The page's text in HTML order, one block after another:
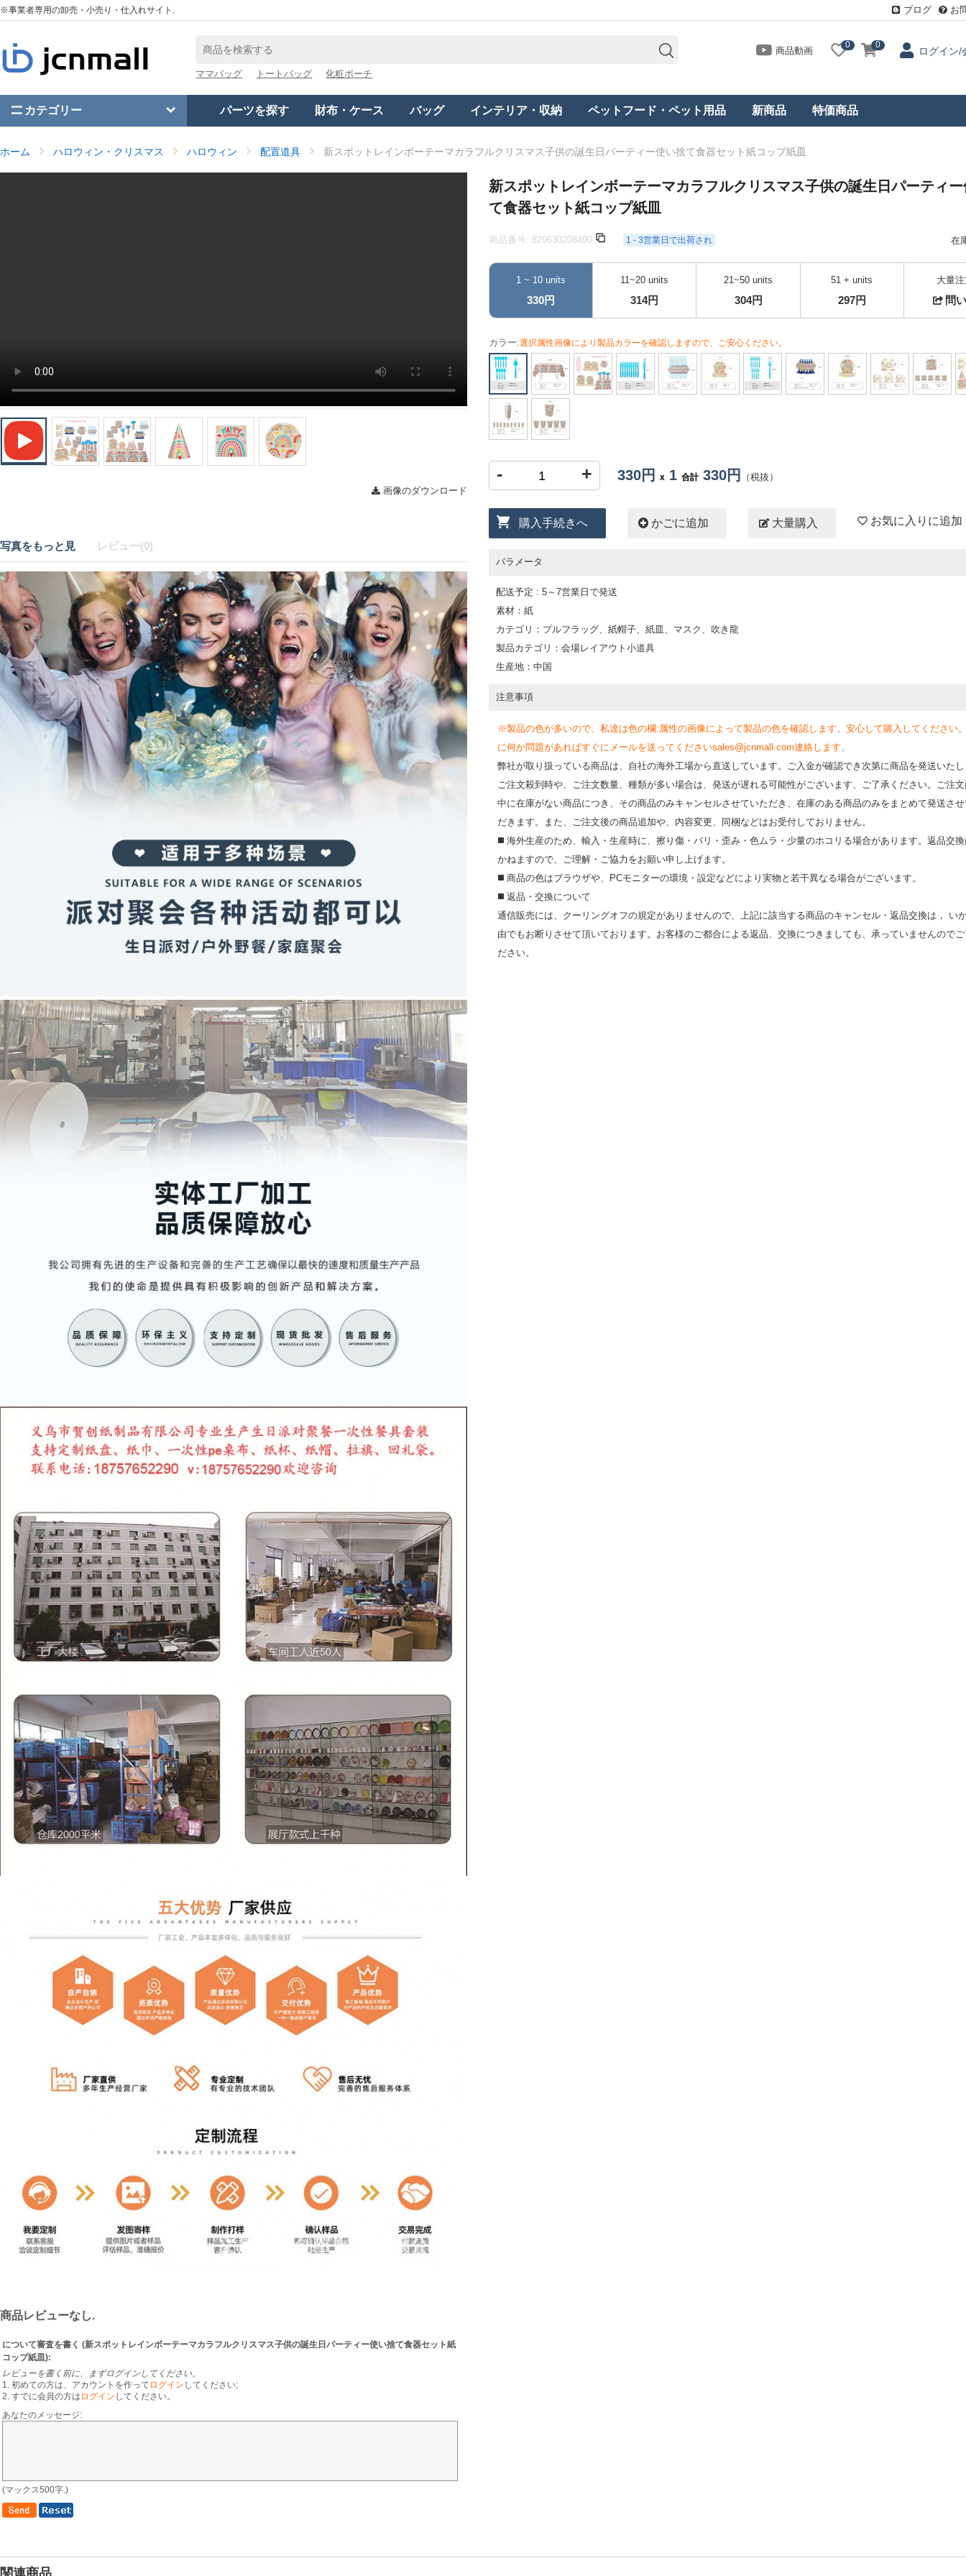
※事業者専用の卸売・小売り・仕入れサイト. ブログ お
ママバッグ トートバッグ 化粧ポーチ
商品動画
0 0
ログイン/
カテゴリー パーツを探す 財布・ケース バッグ インテリア・収納 ペットフード・ペット用品 新商品 特価商品
ホーム ハロウィン・クリスマス ハロウィン 配置道具 新スポットレインボーテーマカラフルクリスマス子供の誕生日パーティー使い捨て食器セット紙コップ紙皿
画像のダウンロード
写真をもっと見 レビュー(0)
商品レビューなし.
について審査を書く (新スポットレインボーテーマカラフルクリスマス子供の誕生日パーティー使い捨て食器セット紙
コップ紙皿 ):
レビューを書く前に、まずログインしてください。
1. 初めての方は、アカウントを作って ログイン してください;
2. すでに会員の方は ログイン してください。
あなたのメッセージ:
(マックス500字.)
新スポットレインボーテーマカラフルクリスマス子供の誕生日パーティ
て食器セット紙コップ紙皿
商品番号: 829630208490 1 - 3営業日で出荷され 在
1 ~ 10 units
330円
11~20 units
314円
21~50 units
304円
51 + units
297円
大量
問
カラー:選択属性画像により製品カラーを確認しますので、ご安心ください。
- + 330円 x 1 合計330円 （税抜）
購入手続きへ かごに追加 大量購入 お気に入りに追加
パラメータ
配送予定 : 5～7営業日で発送
素材：紙
カテゴリ：プルフラッグ、紙帽子、紙皿、マスク、吹き龍
製品カテゴリ：会場レイアウト小道具
生産地：中国
注意事項
※製品の色が多いので、私達は色の欄:属性の画像によって製品の色を確認します。安心して購入してください
に何か問題があればすぐにメールを送ってくださいsales@jcnmall.com連絡します。
弊社が取り扱っている商品は、自社の海外工場から直送しています。ご入金が確認でき次第に商品を発送いた
ご注文殺到時や、ご注文数量、種類が多い場合は、発送が遅れる可能性がございます、ご了承ください。ご注
中に在庫がない商品につき、その商品のみキャンセルさせていただき、在庫のある商品のみをまとめて発送さ
だきます。また、ご注文後の商品追加や、内容変更、同梱などはお受付しておりません。
◼️ 海外⽣産のため、輸⼊・⽣産時に、擦り傷・バリ・歪み・色ムラ・少量のホコリる場合があります。返品交
かねますので、ご理解・ご協⼒をお願い申し上げます。
◼️ 商品の⾊はブラウザや、PCモニターの環境・設定などにより実物と若⼲異なる場合がございます。
◼️ 返品・交換について
通信販売には、クーリングオフの規定がありませんので、上記に該当する商品のキャンセル・返品交換は， い
由でもお断りさせて頂いております。お客様のご都合による返品、交換につきましても、承っていませんので
ださい。
関連商品